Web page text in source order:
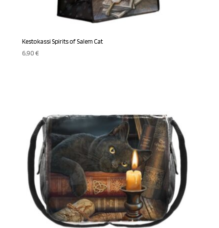
Kestokassi Spirits of Salem Cat
6,90€